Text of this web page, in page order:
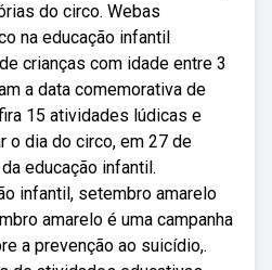
do circo. Webas
na educação infantil
crianças com idade entre 3
a data comemorativa de
15 atividades lúdicas e
o dia do circo, em 27 de
educação infantil.
infantil, setembro amarelo
amarelo é uma campanha
a prevenção ao suicídio,.